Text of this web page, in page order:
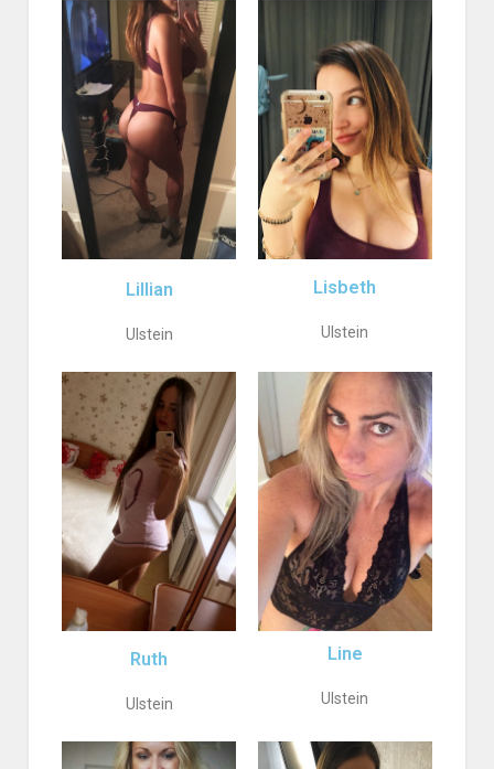
Lillian
Ulstein
Lisbeth
Ulstein
Ruth
Ulstein
Line
Ulstein